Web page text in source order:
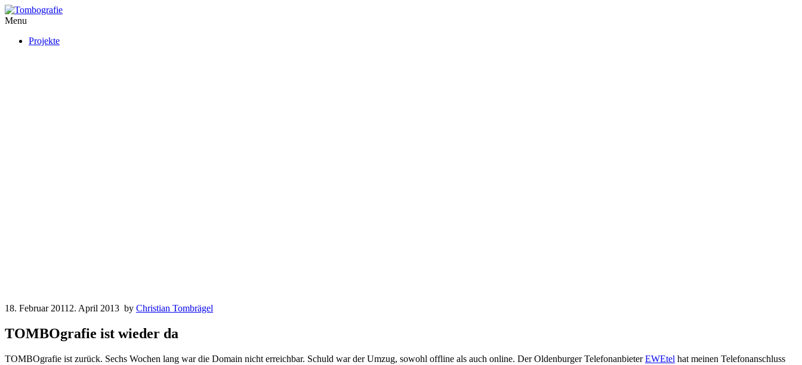
Menu
Projekte
18. Februar 2011 2. April 2013 by Christian Tombrägel
TOMBOgrafie ist wieder da
TOMBOgrafie ist zurück. Sechs Wochen lang war die Domain nicht erreichbar. Schuld war der Umzug, sowohl offline als auch online. Der Oldenburger TelefonanbieterEWEtel hat meinen Telefonanschluss